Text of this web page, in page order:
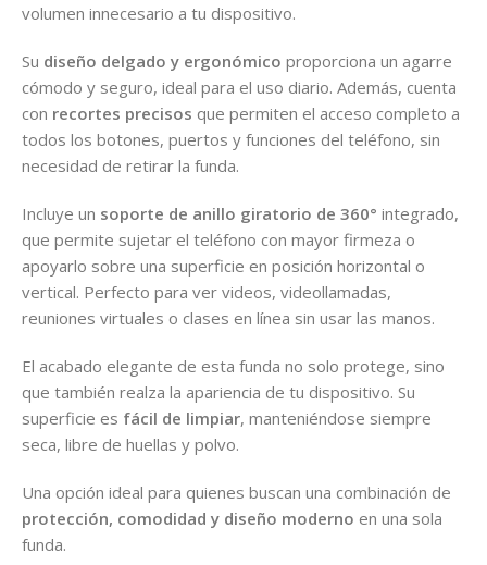
volumen innecesario a tu dispositivo.
Su diseño delgado y ergonómico proporciona un agarre
cómodo y seguro, ideal para el uso diario. Además, cuenta
con recortes precisos que permiten el acceso completo a
todos los botones, puertos y funciones del teléfono, sin
necesidad de retirar la funda.
Incluye un soporte de anillo giratorio de 360° integrado,
que permite sujetar el teléfono con mayor firmeza o
apoyarlo sobre una superficie en posición horizontal o
vertical. Perfecto para ver videos, videollamadas,
reuniones virtuales o clases en línea sin usar las manos.
El acabado elegante de esta funda no solo protege, sino
que también realza la apariencia de tu dispositivo. Su
superficie es fácil de limpiar, manteniéndose siempre
seca, libre de huellas y polvo.
Una opción ideal para quienes buscan una combinación de
protección, comodidad y diseño moderno en una sola
funda.